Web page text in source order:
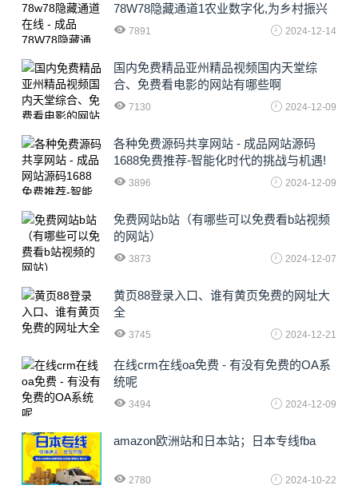
78W78隐藏通道1农业数字化,为乡村振兴
注入新动力
7891 2024-12-14
国内免费精品亚州精品视频国内天堂综
合、免费看电影的网站有哪些啊
7130 2024-12-09
各种免费源码共享网站 - 成品网站源码
1688免费推荐-智能化时代的挑战与机遇!
3896 2024-12-09
免费网站b站（有哪些可以免费看b站视频
的网站）
3873 2024-12-07
黄页88登录入口、谁有黄页免费的网址大
全
3745 2024-12-21
在线crm在线oa免费 - 有没有免费的OA系
统呢
3494 2024-12-09
amazon欧洲站和日本站；日本专线fba
2780 2024-10-22